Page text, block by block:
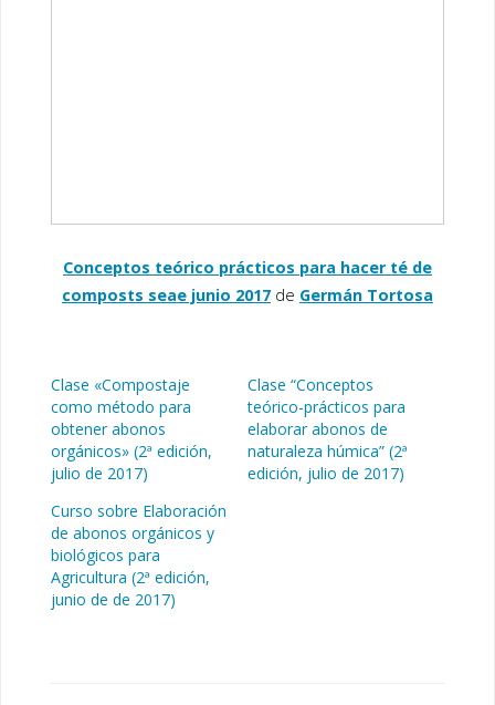
Conceptos teórico prácticos para hacer té de
composts seae junio 2017 de Germán Tortosa
Clase «Compostaje
como método para
obtener abonos
orgánicos» (2ª edición,
julio de 2017)
Clase “Conceptos
teórico-prácticos para
elaborar abonos de
naturaleza húmica” (2ª
edición, julio de 2017)
Curso sobre Elaboración
de abonos orgánicos y
biológicos para
Agricultura (2ª edición,
junio de de 2017)